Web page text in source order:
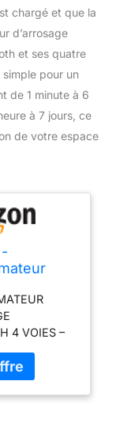
chargé et que la
d’arrosage
et ses quatre
pour un
de 1 minute à 6
à 7 jours, ce
de votre espace
4 Voies
1
-
1 h à 7
Jardin
4 VOIES –
d’arrosage
seul robinet.
VIA